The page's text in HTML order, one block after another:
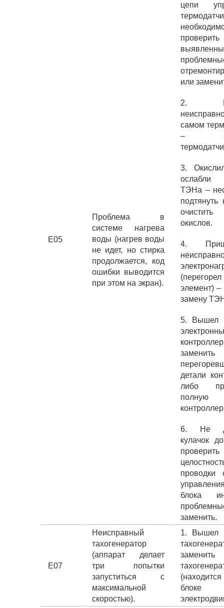
E05
Проблема в
системе нагрева
воды (нагрев воды
не идет, но стирка
продолжается, код
ошибки выводится
при этом на экран).
цепи
или
2.
самом
–
3.
ослабли
ТЭНа –
подтянуть
окислов.
4.
элемент) –
замену
5. Вышел
заменить
детали
либо
полную
6. Не
кулачок
проверить
проводки
блока
заменить.
E07
Неисправный
тахогенератор
(аппарат делает
три попытки
запуститься с
максимальной
скоростью).
1. Вышел
заменить